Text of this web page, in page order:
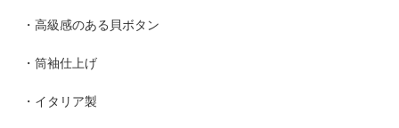
・高級感のある貝ボタン
・筒袖仕上げ
・イタリア製